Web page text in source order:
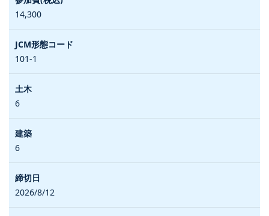
14,300
101-1
6
6
2026/8/12